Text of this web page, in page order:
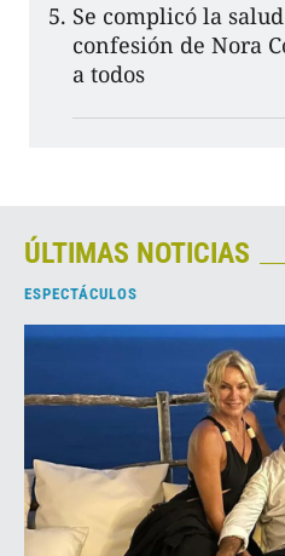
Se complicó la
confesión de Nora
a todos
ÚLTIMAS NOTICIAS
ESPECTÁCULOS